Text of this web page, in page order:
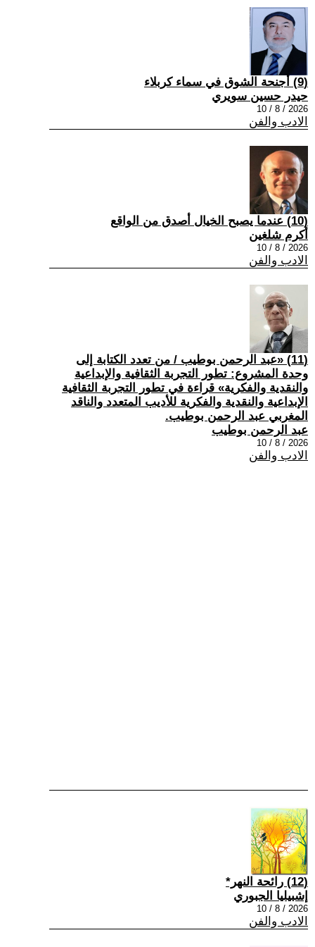
(9) أجنحة الشوق في سماء كربلاء
حيدر حسين سويري
2026 / 8 / 10
الادب والفن
(10) عندما يصبح الخيال أصدق من الواقع
أكرم شلغين
2026 / 8 / 10
الادب والفن
(11) «عبد الرحمن بوطيب / من تعدد الكتابة إلى
وحدة المشروع: تطور التجربة الثقافية والإبداعية
والنقدية والفكرية» قراءة في تطور التجربة الثقافية
الإبداعية والنقدية والفكرية للأديب المتعدد والناقد
المغربي عبد الرحمن بوطيب.
عبد الرحمن بوطيب
2026 / 8 / 10
الادب والفن
(12) رائحة النهر*
إشبيليا الجبوري
2026 / 8 / 10
الادب والفن